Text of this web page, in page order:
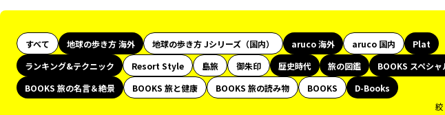
すべて 地球の歩き方 海外 地球の歩き方 Jシリーズ（国内） aruco 海外 aruco 国内
Plat
ランキング&テクニック
Resort Style 島旅 御朱印 歴史時代 旅の図鑑
BOOKS スペシャ
BOOKS 旅の名言＆絶景
BOOKS 旅と健康 BOOKS 旅の読み物 BOOKS
D-Books